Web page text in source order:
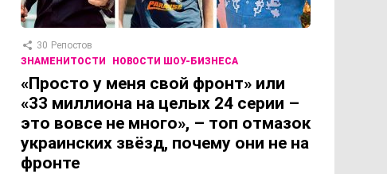
30 Репостов
ЗНАМЕНИТОСТИ
НОВОСТИ ШОУ-БИЗНЕСА
«Просто у меня свой фронт» или
«33 миллиона на целых 24 серии –
это вовсе не много», – топ отмазок
украинских звёзд, почему они не на
фронте